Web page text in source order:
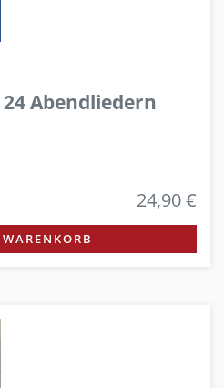
Abendliedern
24,90 €